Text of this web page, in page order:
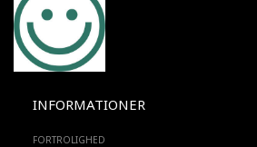
INFORMATIONER
FORTROLIGHED